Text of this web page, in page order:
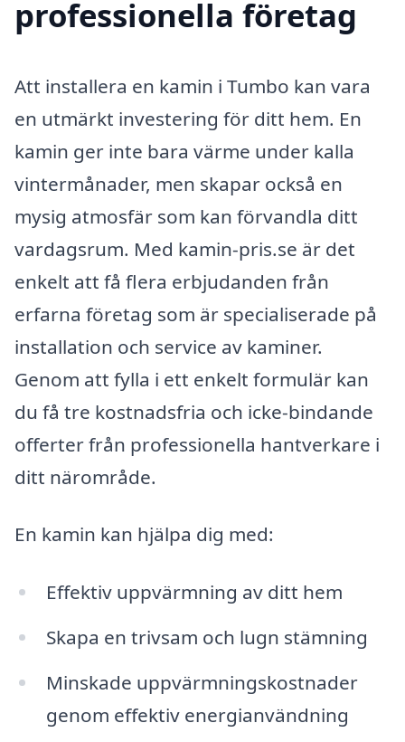
professionella företag
Att installera en kamin i Tumbo kan vara
en utmärkt investering för ditt hem. En
kamin ger inte bara värme under kalla
vintermånader, men skapar också en
mysig atmosfär som kan förvandla ditt
vardagsrum. Med kamin-pris.se är det
enkelt att få flera erbjudanden från
erfarna företag som är specialiserade på
installation och service av kaminer.
Genom att fylla i ett enkelt formulär kan
du få tre kostnadsfria och icke-bindande
offerter från professionella hantverkare i
ditt närområde.
En kamin kan hjälpa dig med:
Effektiv uppvärmning av ditt hem
Skapa en trivsam och lugn stämning
Minskade uppvärmningskostnader
genom effektiv energianvändning